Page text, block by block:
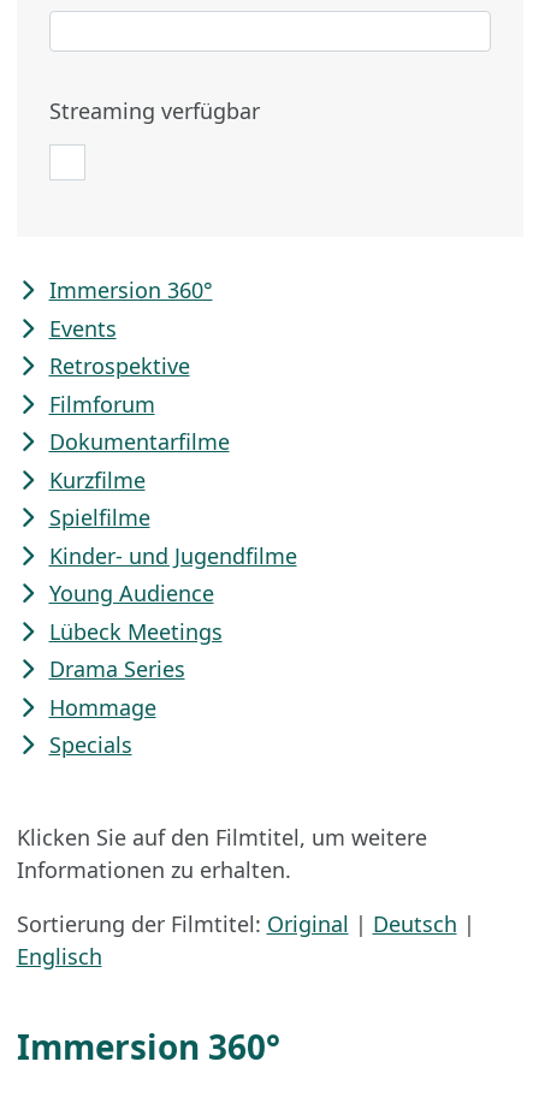
Streaming verfügbar
Immersion 360°
Events
Retrospektive
Filmforum
Dokumentarfilme
Kurzfilme
Spielfilme
Kinder- und Jugendfilme
Young Audience
Lübeck Meetings
Drama Series
Hommage
Specials
Klicken Sie auf den Filmtitel, um weitere
Informationen zu erhalten.
Sortierung der Filmtitel: Original | Deutsch |
Englisch
Immersion 360°